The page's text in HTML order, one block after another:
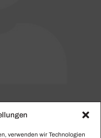
verwenden wir Technologien